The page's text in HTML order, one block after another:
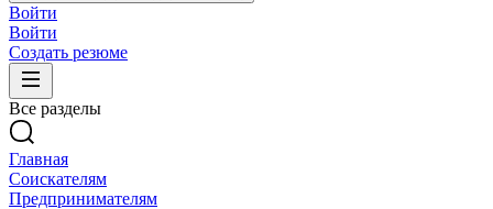
Войти
Войти
Создать резюме
Все разделы
Главная
Соискателям
Предпринимателям